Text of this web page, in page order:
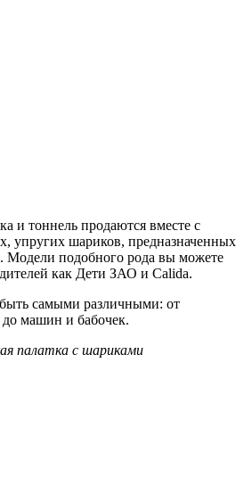
и тоннель продаются вместе с
упругих шариков, предназначенных
Модели подобного рода вы можете
как Дети ЗАО и Calida.
самыми различными: от
машин и бабочек.
палатка с шариками